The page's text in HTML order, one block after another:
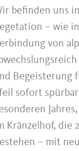
befinden uns
– wie
von
Begeisterung
sofort
Kränzelhof, die
– mit